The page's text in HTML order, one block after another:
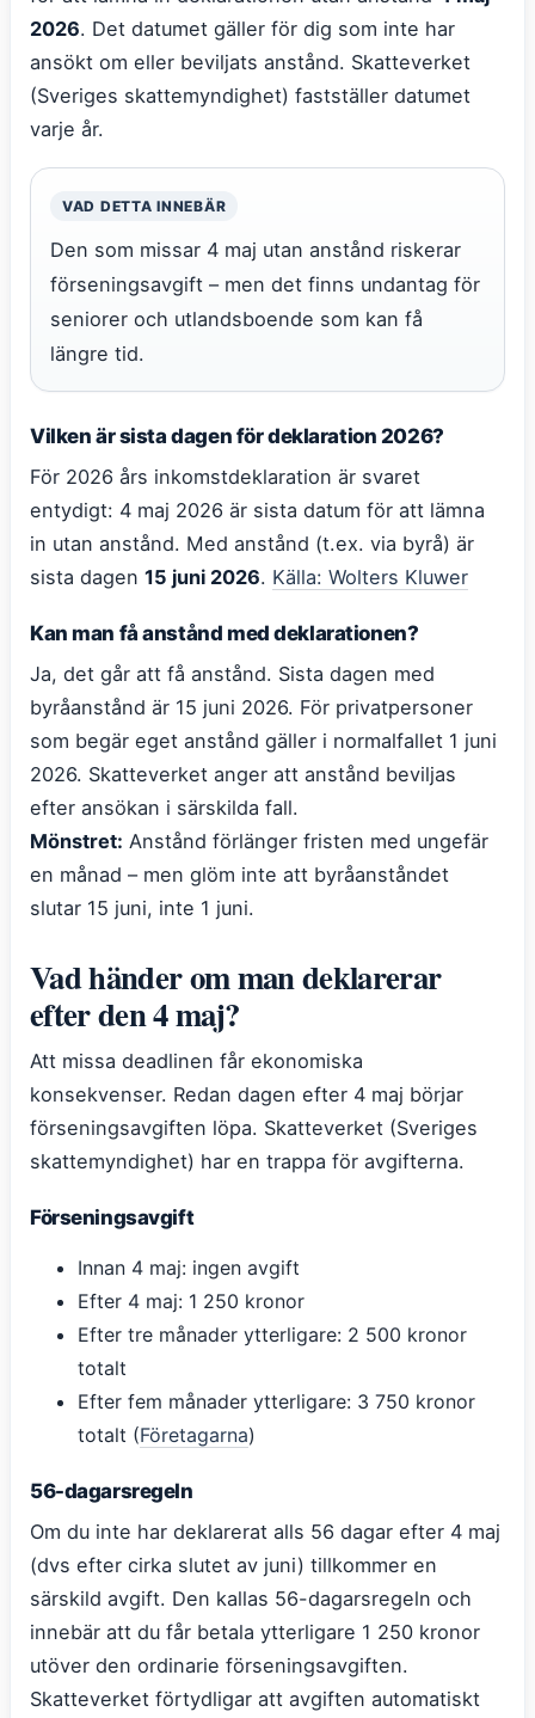
2026. Det datumet gäller för dig som inte har
ansökt om eller beviljats anstånd. Skatteverket
(Sveriges skattemyndighet) fastställer datumet
varje år.
VAD DETTA INNEBÄR
Den som missar 4 maj utan anstånd riskerar
förseningsavgift – men det finns undantag för
seniorer och utlandsboende som kan få
längre tid.
Vilken är sista dagen för deklaration 2026?
För 2026 års inkomstdeklaration är svaret
entydigt: 4 maj 2026 är sista datum för att lämna
in utan anstånd. Med anstånd (t.ex. via byrå) är
sista dagen 15 juni 2026. Källa: Wolters Kluwer
Kan man få anstånd med deklarationen?
Ja, det går att få anstånd. Sista dagen med
byråanstånd är 15 juni 2026. För privatpersoner
som begär eget anstånd gäller i normalfallet 1 juni
2026. Skatteverket anger att anstånd beviljas
efter ansökan i särskilda fall.
Mönstret: Anstånd förlänger fristen med ungefär
en månad – men glöm inte att byråanståndet
slutar 15 juni, inte 1 juni.
Vad händer om man deklarerar
efter den 4 maj?
Att missa deadlinen får ekonomiska
konsekvenser. Redan dagen efter 4 maj börjar
förseningsavgiften löpa. Skatteverket (Sveriges
skattemyndighet) har en trappa för avgifterna.
Förseningsavgift
Innan 4 maj: ingen avgift
Efter 4 maj: 1 250 kronor
Efter tre månader ytterligare: 2 500 kronor
totalt
Efter fem månader ytterligare: 3 750 kronor
totalt (Företagarna)
56-dagarsregeln
Om du inte har deklarerat alls 56 dagar efter 4 maj
(dvs efter cirka slutet av juni) tillkommer en
särskild avgift. Den kallas 56-dagarsregeln och
innebär att du får betala ytterligare 1 250 kronor
utöver den ordinarie förseningsavgiften.
Skatteverket förtydligar att avgiften automatiskt